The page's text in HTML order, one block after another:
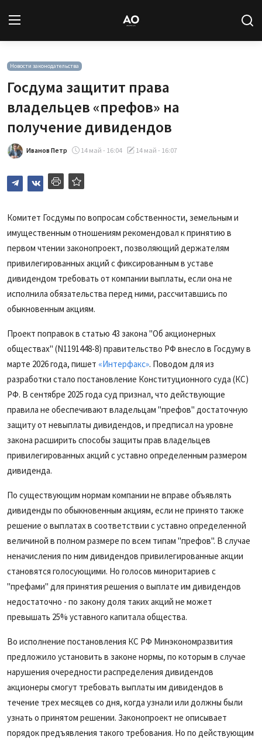
Вход
Новости
Статьи
Авторы
Архив
База знаний
Новости законодательства
Госдума защитит права
владельцев «префов» на
получение дивидендов
Иванов Петр 14 май - 16:04 14 май - 16:07
Комитет Госдумы по вопросам собственности, земельным и
имущественным отношениям рекомендовал к принятию в
первом чтении законопроект, позволяющий держателям
привилегированных акций с фиксированным в уставе
дивидендом требовать от компании выплаты, если она не
исполнила обязательства перед ними, рассчитавшись по
обыкновенным акциям.
Проект поправок в статью 43 закона "Об акционерных
обществах" (N1191448-8) правительство РФ внесло в Госдуму в
марте 2026 года, пишет «Интерфакс». Поводом для из
разработки стало постановление Конституционного суда (КС)
РФ. В сентябре 2025 года суд признал, что действующие
правила не обеспечивают владельцам "префов" достаточную
защиту от невыплаты дивидендов, и предписал на уровне
закона расширить способы защиты прав владельцев
привилегированных акций с уставно определенным размером
дивиденда.
По существующим нормам компании не вправе объявлять
дивиденды по обыкновенным акциям, если не принято также
решение о выплатах в соответствии с уставно определенной
величиной в полном размере по всем типам "префов". В случае
неначисления по ним дивидендов привилегированные акции
становятся голосующими. Но голосов миноритариев с
"префами" для принятия решения о выплате им дивидендов
недостаточно - по закону доля таких акций не может
превышать 25% уставного капитала общества.
Во исполнение постановления КС РФ Минэкономразвития
предложило установить в законе нормы, по которым в случае
нарушения очередности распределения дивидендов
акционеры смогут требовать выплаты им дивидендов в
течение трех месяцев со дня, когда узнали или должны были
узнать о принятом решении. Законопроект не описывает
порядок предъявления такого требования. Но по действующим